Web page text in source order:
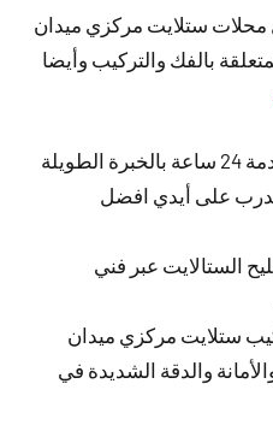
محلات ستلايت مركزي ميدان
بالفك والتركيب وأيضا
لدينا فني تصليح ستلايت خدمة 24 ساعة بالخبرة الطويلة
على أيدي افضل
الستالايت عبر فني
ستلايت مركزي ميدان
والدقة الشديدة في